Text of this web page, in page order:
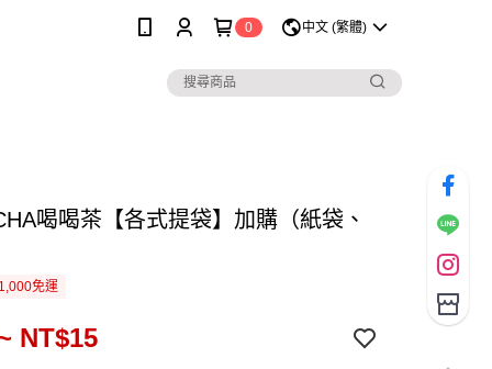
0 中文 (繁體)
喝喝茶【各式提袋】加購（紙袋、
免運
NT$15